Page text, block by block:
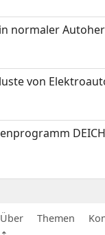
normaler
von
Über Themen